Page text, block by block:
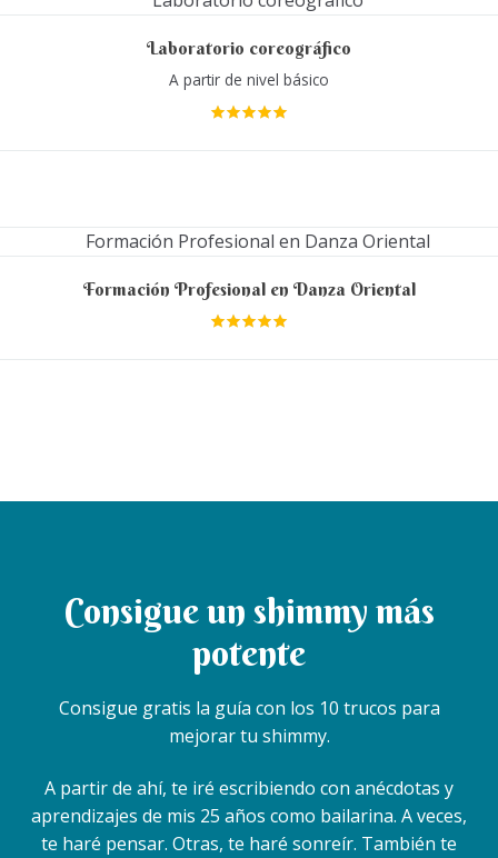
Laboratorio coreográfico
A partir de nivel básico
Formación Profesional en Danza Oriental
Consigue un shimmy más
potente
Consigue gratis la guía con los 10 trucos para
mejorar tu shimmy.
A partir de ahí, te iré escribiendo con anécdotas y
aprendizajes de mis 25 años como bailarina. A veces,
te haré pensar. Otras, te haré sonreír. También te